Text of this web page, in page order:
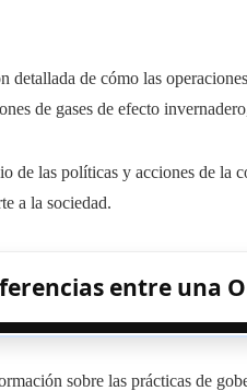
detallada de cómo las
de gases de efecto
de las políticas y acciones de la
a la sociedad.
entre una
sobre las prácticas de